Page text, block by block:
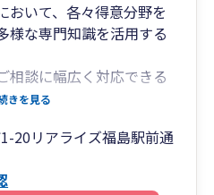
おいて、各々得意分野を
様な専門知識を活用する
相談に幅広く対応できる
るご相談など、
営全般に関して総合的に
提供いたします。
きを見る
20リアライズ福島駅前通